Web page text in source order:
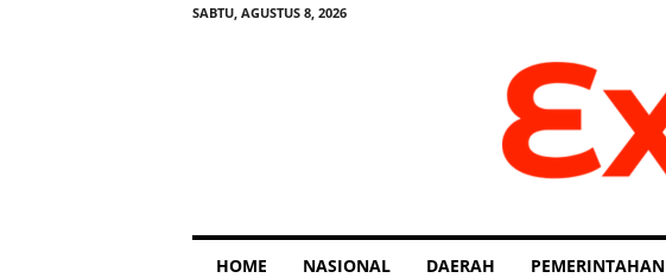
SABTU, AGUSTUS 8, 2026
HOME NASIONAL DAERAH PEMERINTAHAN